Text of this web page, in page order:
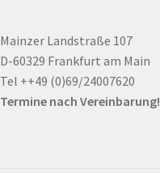
Mainzer Landstraße 107
D-60329 Frankfurt am Main
Tel ++49 (0)69/24007620
Termine nach Vereinbarung!